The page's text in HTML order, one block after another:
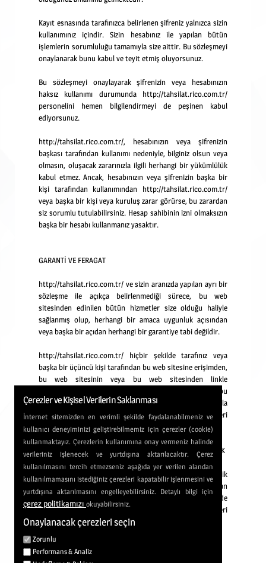
Çerezler ve Kişisel Verilerin Saklanması
İnternet sitemizden en verimli şekilde faydalanabilmeniz ve
kullanıcı deneyiminizi geliştirebilmemiz için çerezler (cookie)
kullanmaktayız. Çerezlerin kullanımına onay vermeniz halinde
verileriniz işlenecek ve yurtdışına aktarılacaktır. Çerez
kullanılmasını tercih etmezseniz aşağıda yer verilen alandan
kullanılmamasını istediğiniz çerezleri kapatabilir işlenmesini ve
yurtdışına aktarılmasını engelleyebilirsiniz. Detaylı bilgi için
çerez politikamızı okuyabilirsiniz.
Onaylanacak çerezleri seçin
Zorunlu
Performans & Analiz
Kayıt esnasında tarafınızca belirlenen şifreniz yalnızca sizin
kullanımınız içindir. Sizin hesabınız ile yapılan bütün
işlemlerin sorumluluğu tamamıyla size aittir. Bu sözleşmeyi
onaylanarak bunu kabul ve teyit etmiş oluyorsunuz.
Bu sözleşmeyi onaylayarak şifrenizin veya hesabınızın
haksız kullanımı durumunda http://tahsilat.rico.com.tr/
personelini hemen bilgilendirmeyi de peşinen kabul
ediyorsunuz.
http://tahsilat.rico.com.tr/, hesabınızın veya şifrenizin
başkası tarafından kullanımı nedeniyle, bilginiz olsun veya
olmasın, oluşacak zararınızla ilgili herhangi bir yükümlülük
kabul etmez. Ancak, hesabınızın veya şifrenizin başka bir
kişi tarafından kullanımından http://tahsilat.rico.com.tr/
veya başka bir kişi veya kuruluş zarar görürse, bu zarardan
siz sorumlu tutulabilirsiniz. Hesap sahibinin izni olmaksızın
başka bir hesabı kullanmanız yasaktır.
GARANTİ VE FERAGAT
http://tahsilat.rico.com.tr/ ve sizin aranızda yapılan ayrı bir
sözleşme ile açıkça belirlenmediği sürece, bu web
sitesinden edinilen bütün hizmetler size olduğu haliyle
sağlanmış olup, herhangi bir amaca uygunluk açısından
veya başka bir açıdan herhangi bir garantiye tabi değildir.
http://tahsilat.rico.com.tr/ hiçbir şekilde tarafınız veya
başka bir üçüncü kişi tarafından bu web sitesine erişimden,
bu web sitesinin veya bu web sitesinden linkle
yönlendirilmiş başka bir web sitesine erişimden veya bu
web sitesinde yer alanhizmetlerin kullanımı vasıtasıyla
uğranılmış dolaysız veya dolaylı bir zarardan, gelirveya veri
kaybından veya başka bir zarardan sorumlu değildir.
BU WEB SİTESİNDE SAĞLANAN ÜÇÜNCÜ KİŞİLERE AİT İÇERİK
Bu web sitesi üçüncü kişiler tarafından sağlanmış içerik
bulunmaktadır. Bu web sitesinde yer alan
bütün üçüncü kişilere ait içerik ve yazılımlar
için de
yukarıda yer alan “GARANTİ VE FERAGAT” bölümü hükümleri
geçerlidir.